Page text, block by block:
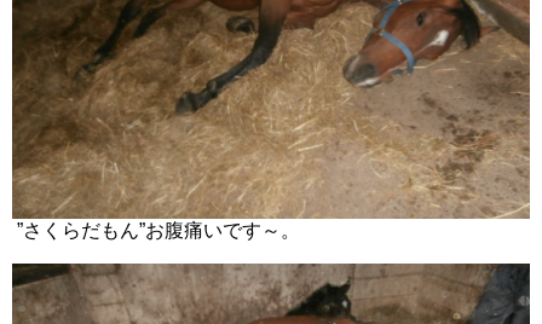
”さくらだもん”お腹痛いです～。